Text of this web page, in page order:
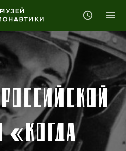
«КОГДА